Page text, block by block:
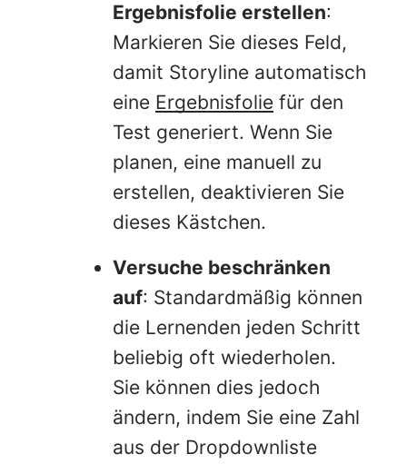
Ergebnisfolie erstellen:
Markieren Sie dieses Feld,
damit Storyline automatisch
eine Ergebnisfolie für den
Test generiert. Wenn Sie
planen, eine manuell zu
erstellen, deaktivieren Sie
dieses Kästchen.
Versuche beschränken
auf: Standardmäßig können
die Lernenden jeden Schritt
beliebig oft wiederholen.
Sie können dies jedoch
ändern, indem Sie eine Zahl
aus der Dropdownliste